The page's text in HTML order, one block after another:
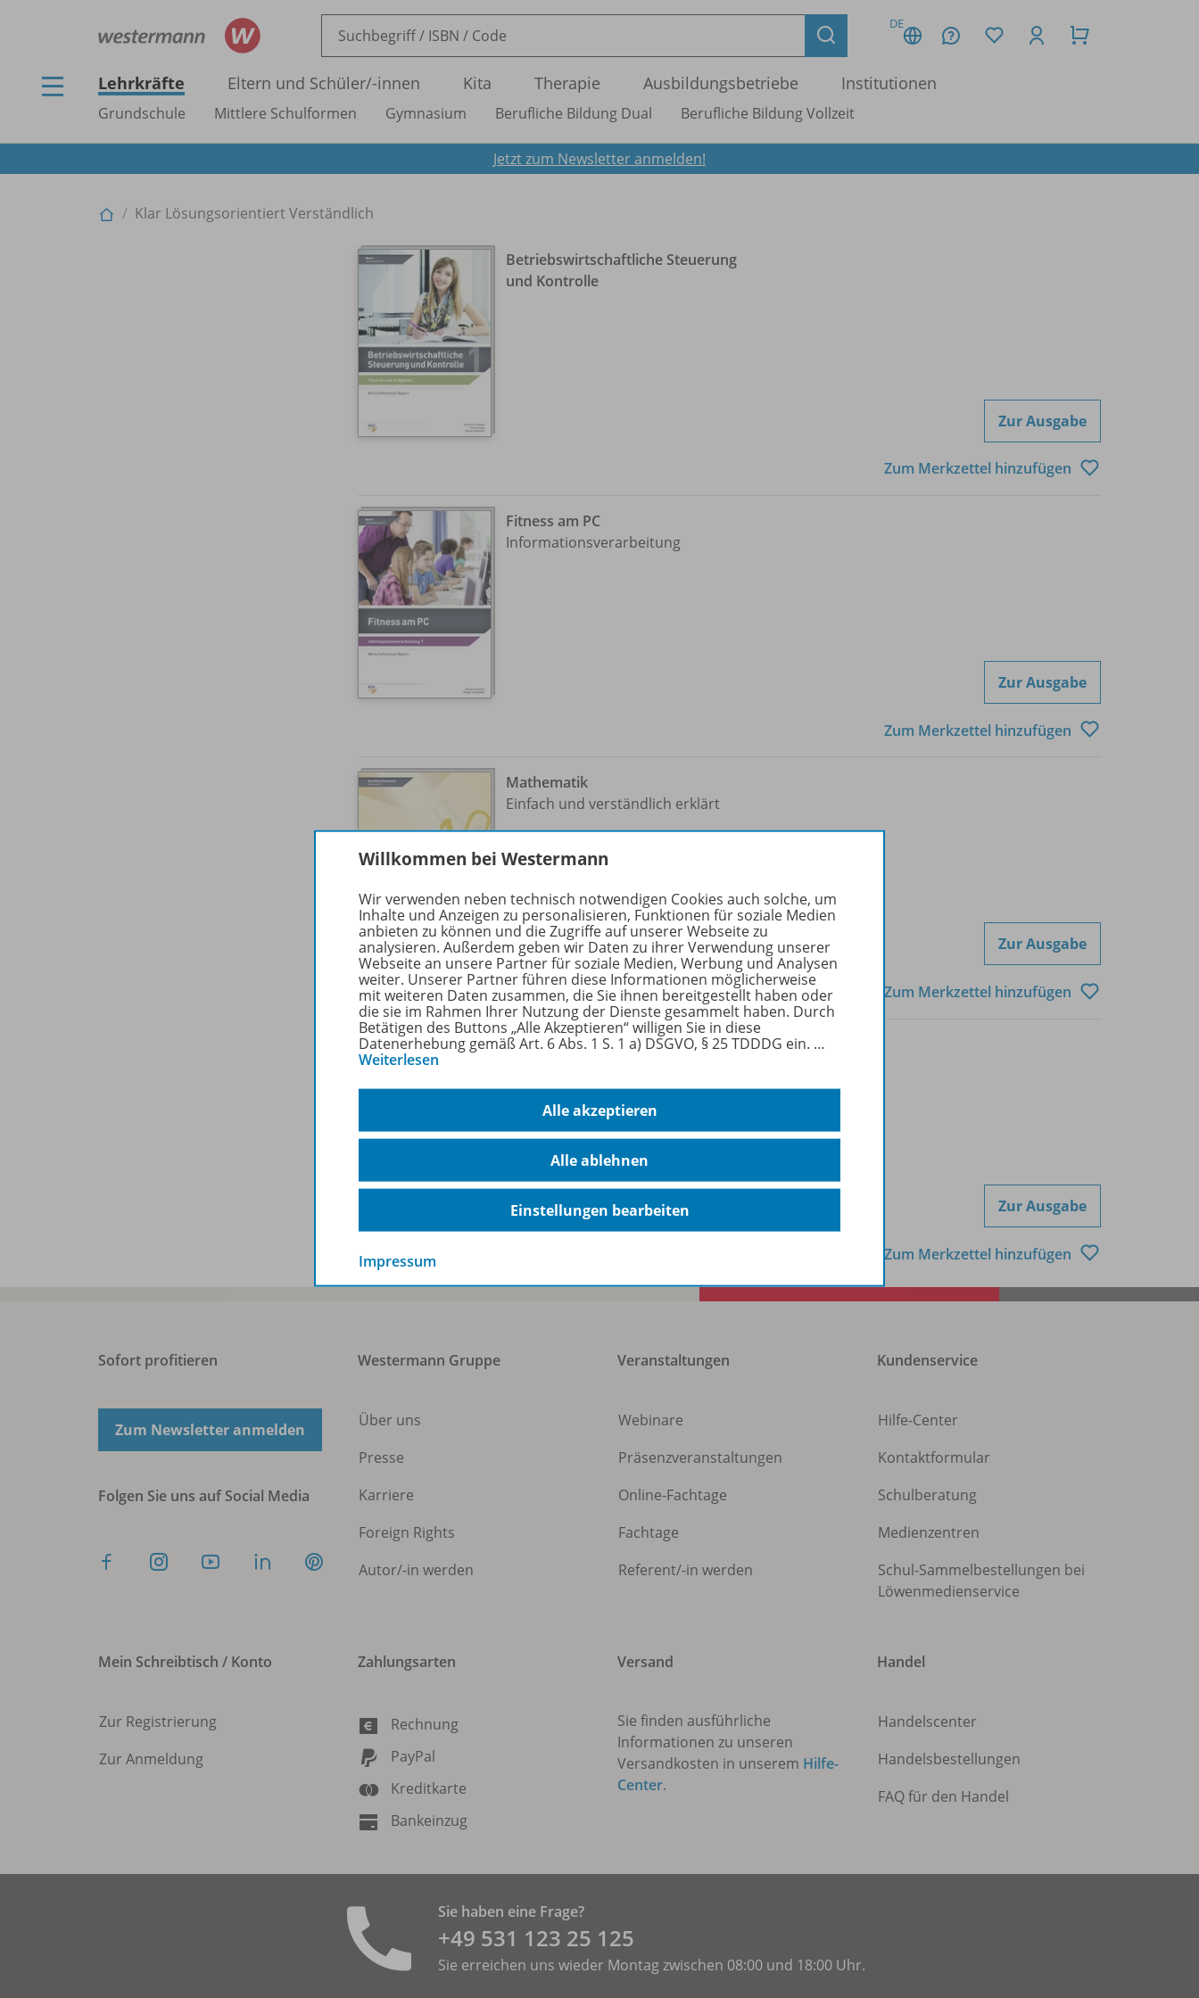
DE
Lehrkräfte Eltern und Schüler/-innen Kita Therapie Ausbildungsbetriebe Institutionen
Grundschule Mittlere Schulformen Gymnasium Berufliche Bildung Dual Berufliche Bildung Vollzeit
Jetzt zum Newsletter anmelden!
Klar Lösungsorientiert Verständlich
Betriebswirtschaftliche Steuerung
und Kontrolle
Zur Ausgabe
Zum Merkzettel hinzufügen
Fitness am PC
Informationsverarbeitung
Zur Ausgabe
Zum Merkzettel hinzufügen
Mathematik
Einfach und verständlich erklärt
Zur Ausgabe
Zum Merkzettel hinzufügen
Kompetenz
Zur Ausgabe
Zum Merkzettel hinzufügen
Sofort profitieren
Zum Newsletter anmelden
Folgen Sie uns auf Social Media
Westermann Gruppe
Über uns
Presse
Karriere
Foreign Rights
Autor/-in werden
Veranstaltungen
Webinare
Präsenzveranstaltungen
Online-Fachtage
Fachtage
Referent/-in werden
Kundenservice
Hilfe-Center
Kontaktformular
Schulberatung
Medienzentren
Schul-Sammelbestellungen bei
Löwenmedienservice
Mein Schreibtisch / Konto
Zur Registrierung
Zur Anmeldung
Zahlungsarten
Rechnung
PayPal
Kreditkarte
Bankeinzug
Versand
Sie finden ausführliche
Informationen zu unseren
Versandkosten in unserem Hilfe-
Center.
Handel
Handelscenter
Handelsbestellungen
FAQ für den Handel
Sie haben eine Frage?
+49 531 ­123 25 125
Sie erreichen uns wieder Montag zwischen 08:00 und 18:00 Uhr.
Willkommen bei Westermann
Wir verwenden neben technisch notwendigen Cookies auch solche, um
Inhalte und Anzeigen zu personalisieren, Funktionen für soziale Medien
anbieten zu können und die Zugriffe auf unserer Webseite zu
analysieren. Außerdem geben wir Daten zu ihrer Verwendung unserer
Webseite an unsere Partner für soziale Medien, Werbung und Analysen
weiter. Unserer Partner führen diese Informationen möglicherweise
mit weiteren Daten zusammen, die Sie ihnen bereitgestellt haben oder
die sie im Rahmen Ihrer Nutzung der Dienste gesammelt haben. Durch
Betätigen des Buttons „Alle Akzeptieren“ willigen Sie in diese
Datenerhebung gemäß Art. 6 Abs. 1 S. 1 a) DSGVO, § 25 TDDDG ein. …
Weiterlesen
Alle akzeptieren
Alle ablehnen
Einstellungen bearbeiten
Impressum